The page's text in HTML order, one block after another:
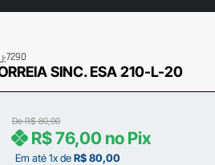
7290
SINC. ESA 210-L-20
DeR$80,00
Em até 1x deR$80,00
R$76,00 no Pix